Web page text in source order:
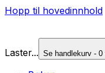
Hopp til hovedinnhold
Laster... Se handlekurv - 0